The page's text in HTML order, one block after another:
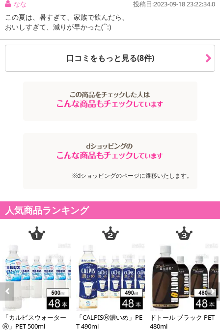
まま」リサイクル。
環境とカラダにいい刺激。地球にやさしい、おさいふにもやさしい
エコでラクな炭酸水をぜひ、お試ししてみて下さい！
・保存方法：直射日光、高温多湿を避けて保存して下さい。
賞味期限：製造日より8ヵ月
※商品到着時点でのお日持ち期間は、配送日数などにより異なり
・原材料/材質/素材：水、二酸化炭素
・その他商品仕様：（100ml当たり）：エネルギー0Kcal、たんぱく
【賞味・消費期限のある商品について】
商品到着時点でのお日持ち期間は、配送日数などにより異なります
のでご了承ください。
【キャンセルについて】
※お申込み後のキャンセルはお受けできません。
記載されている内容を必ずご確認いただき、お届けする商品セット
にご納得いただきましたうえでお申し込みください。
※パッケージ変更や商品リニューアル(成分など含む)等により、参考
の掲載画像や画像内のバーコードなど、お届け商品と多少異なる場
合がございます。
なな 投稿日:2023-09-18 23:22:34.0
この夏は、暑すぎて、家族で飲んだら、
おいしすぎて、減りが早かった(´`:)
口コミをもっと見る(8件)
※dショッピングのページに遷移いたします。
人気商品ランキング
Previous
「カルピスウォーター
Ⓡ」PET 500ml
「CALPISⓇ濃いめ」PE
T 490ml
ドトール ブラック PET
480ml
Next